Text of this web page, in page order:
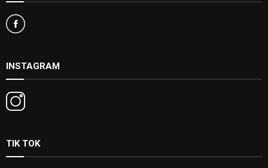
INSTAGRAM
TIK TOK